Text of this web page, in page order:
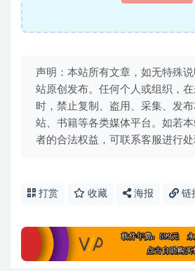
声明：本站所有文章，如无特殊
站原创发布。任何个人或组织，
时，禁止复制、盗用、采集、发
站、书籍等各类媒体平台。如若
者的合法权益，可联系客服进行处
打赏 收藏 海报 链